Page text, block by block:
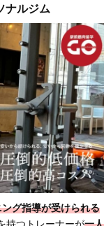
ナルジム
グ指導が受けられる
持つトレーナーが一人